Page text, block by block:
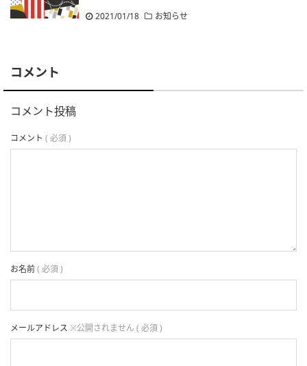
2021/01/18
お知らせ
コメント
コメント投稿
コメント ( 必須 )
お名前( 必須 )
メールアドレス ※公開されません ( 必須 )